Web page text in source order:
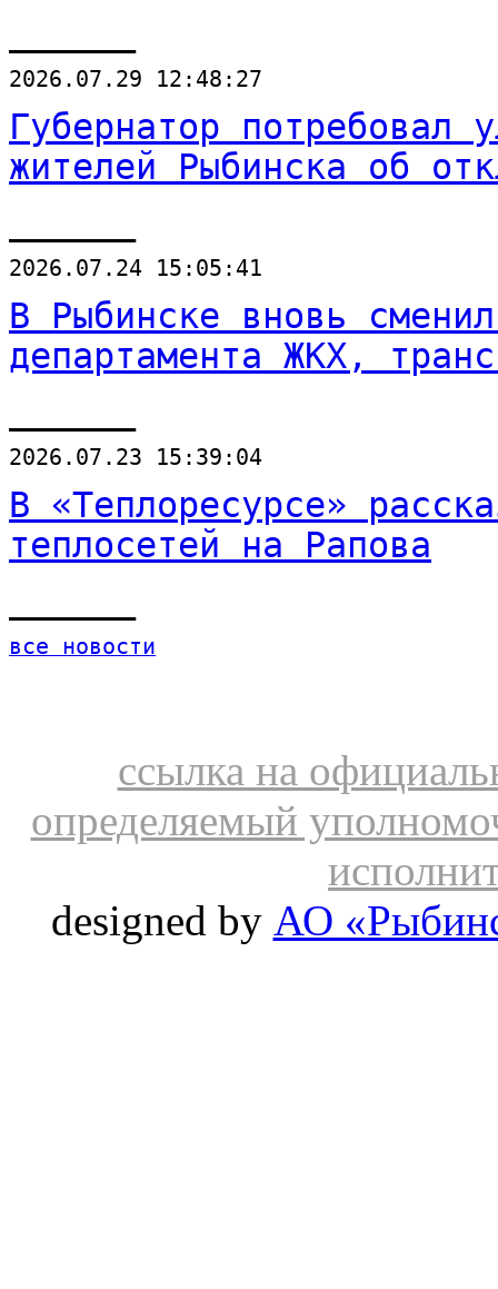
2026.07.29 12:48:27
Губернатор потребовал
жителей Рыбинска об
2026.07.24 15:05:41
В Рыбинске вновь
департамента ЖКХ,
2026.07.23 15:39:04
В «Теплоресурсе»
теплосетей на Рапова
все новости
ссылка на
определяемый
designed by АО